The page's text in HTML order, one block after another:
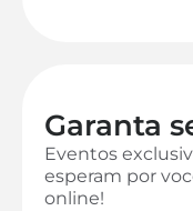
Garanta
Eventos
esperam por
online!